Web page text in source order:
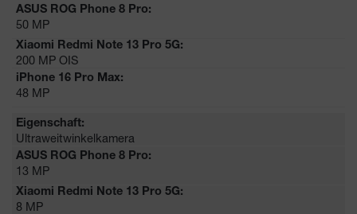
50 MP
200 MP OIS
48 MP
Ultraweitwinkelkamera
13 MP
8 MP